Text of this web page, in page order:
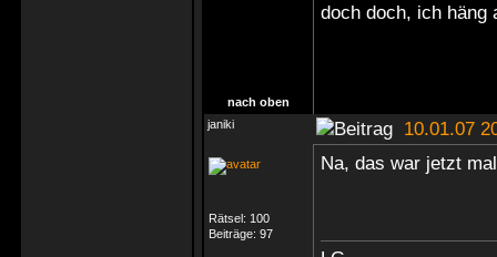
doch doch, ich häng
nach oben
janiki
10.01.07
Rätsel: 100
Beiträge: 97
Na, das war jetzt